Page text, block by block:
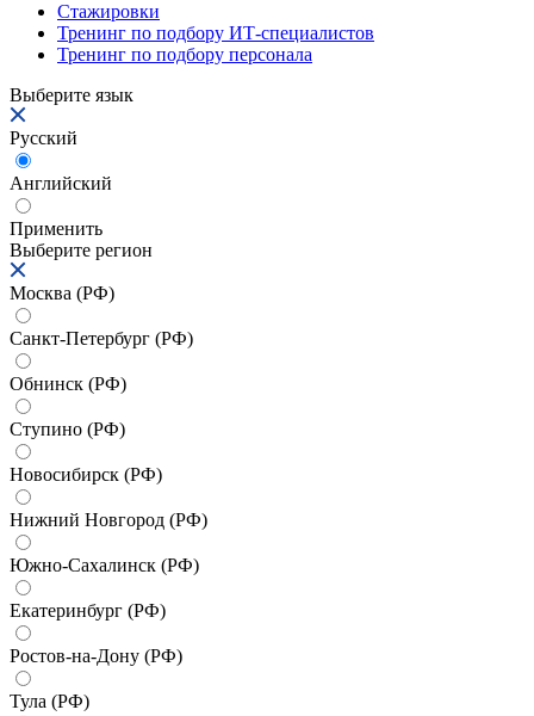
Стажировки
Тренинг по подбору ИТ-специалистов
Тренинг по подбору персонала
Выберите язык
Русский
Английский
Применить
Выберите регион
Москва (РФ)
Санкт-Петербург (РФ)
Обнинск (РФ)
Ступино (РФ)
Новосибирск (РФ)
Нижний Новгород (РФ)
Южно-Сахалинск (РФ)
Екатеринбург (РФ)
Ростов-на-Дону (РФ)
Тула (РФ)